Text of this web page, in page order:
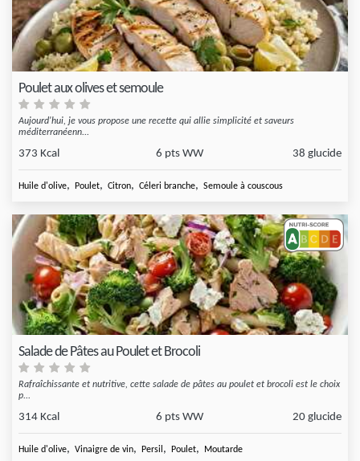
Poulet aux olives et semoule
Aujourd'hui, je vous propose une recette qui allie simplicité et saveurs
méditerranéenn...
373 Kcal 6 pts WW 38 glucide
Huile d'olive, Poulet, Citron, Céleri branche, Semoule à couscous
Salade de Pâtes au Poulet et Brocoli
Rafraîchissante et nutritive, cette salade de pâtes au poulet et brocoli est le choix
p...
314 Kcal 6 pts WW 20 glucide
Huile d'olive, Vinaigre de vin, Persil , Poulet, Moutarde